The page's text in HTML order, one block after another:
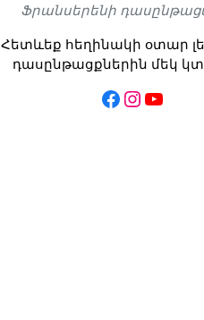
Ֆրանսերենի
Հետևեք հեղինակի օտար
դասընթացքներին մեկ